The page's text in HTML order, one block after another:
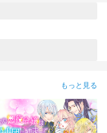
もっと見る